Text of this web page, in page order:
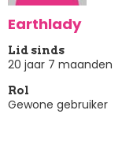
Earthlady
Lid sinds
20 jaar 7 maanden
Rol
Gewone gebruiker